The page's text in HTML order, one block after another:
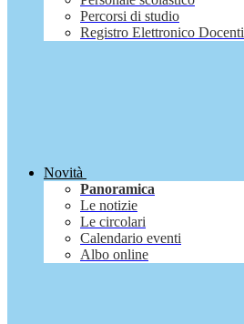
Percorsi di studio
Registro Elettronico Docenti
Novità
Panoramica
Le notizie
Le circolari
Calendario eventi
Albo online